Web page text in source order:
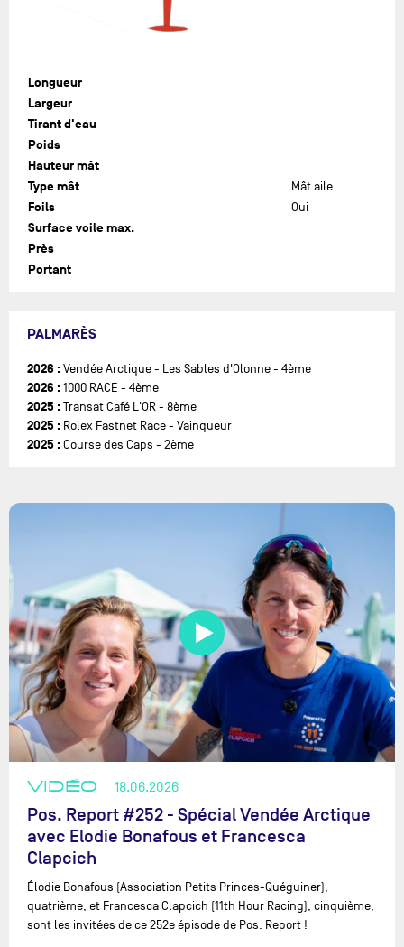
Longueur
Largeur
Tirant d'eau
Poids
Hauteur mât
Type mât
Mât aile
Foils Oui
Surface voile max.
Près
Portant
PALMARÈS
2026 : Vendée Arctique - Les Sables d'Olonne - 4ème
2026 : 1000 RACE - 4ème
2025 : Transat Café L'OR - 8ème
2025 : Rolex Fastnet Race - Vainqueur
2025 : Course des Caps - 2ème
VIDÉO 18.06.2026
Pos. Report #252 - Spécial Vendée Arctique
avec Elodie Bonafous et Francesca
Clapcich
Élodie Bonafous (Association Petits Princes-Quéguiner),
quatrième, et Francesca Clapcich (11th Hour Racing), cinquième,
sont les invitées de ce 252e épisode de Pos. Report !